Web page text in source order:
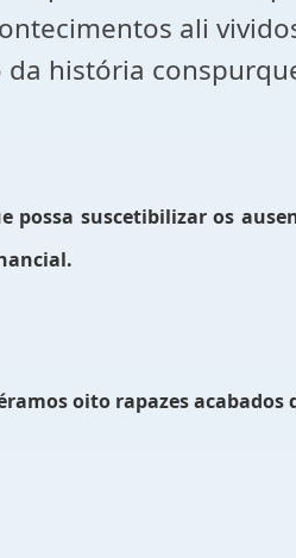
ali
história
possa suscetibilizar os
oito rapazes